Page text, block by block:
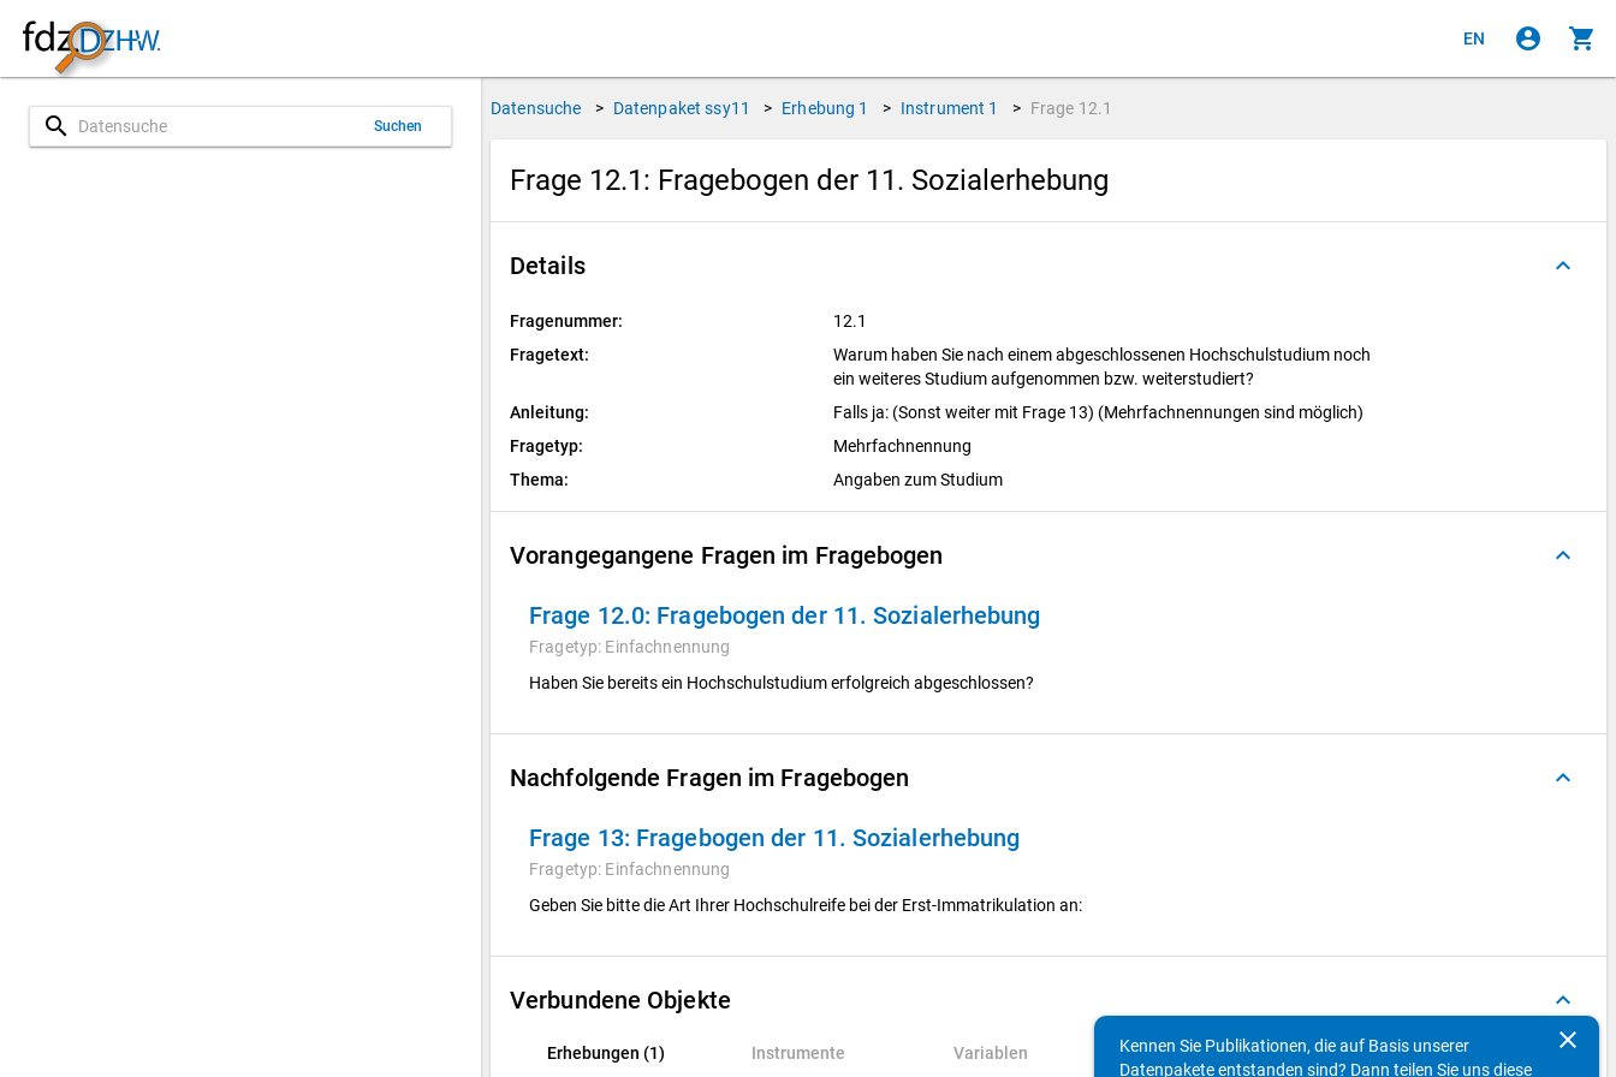
EN account_circle shopping_cart
search Suchen
Datensuche > Datenpaket ssy11 > Erhebung 1 > Instrument 1 > Frage 12.1
Frage 12.1: Fragebogen der 11. Sozialerhebung
Details keyboard_arrow_up
Fragenummer:
12.1
Fragetext:
Warum haben Sie nach einem abgeschlossenen Hochschulstudium noch
ein weiteres Studium aufgenommen bzw. weiterstudiert?
Anleitung:
Falls ja: (Sonst weiter mit Frage 13) (Mehrfachnennungen sind möglich)
Fragetyp:
Mehrfachnennung
Thema:
Angaben zum Studium
Vorangegangene Fragen im Fragebogen keyboard_arrow_up
Frage 12.0: Fragebogen der 11. Sozialerhebung
Fragetyp: Einfachnennung
Haben Sie bereits ein Hochschulstudium erfolgreich abgeschlossen?
Nachfolgende Fragen im Fragebogen keyboard_arrow_up
Frage 13: Fragebogen der 11. Sozialerhebung
Fragetyp: Einfachnennung
Geben Sie bitte die Art Ihrer Hochschulreife bei der Erst-Immatrikulation an:
Verbundene Objekte keyboard_arrow_up
Erhebungen (1) Instrumente Variablen Konzepte
Erhebungen (1) clear
Kennen Sie Publikationen, die auf Basis unserer
Datenpakete entstanden sind? Dann teilen Sie uns diese